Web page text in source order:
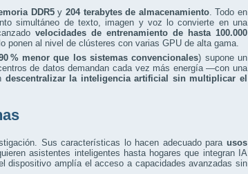
DDR5y 204 terabytes de almacenamiento. Todo en
simultáneo de texto, imagen y voz lo convierte en una
velocidades de entrenamiento de hasta 100.000
ponen al nivel de clústeres con varias GPU de alta gama.
% menor que los sistemas convencionales) supone un
de datos demandan cada vez más energía —con una
descentralizar la inteligencia artificial sin multiplicar el
Sus características lo hacen adecuado para usos
asistentes inteligentes hasta hogares que integran IA
dispositivo amplía el acceso a capacidades avanzadas sin